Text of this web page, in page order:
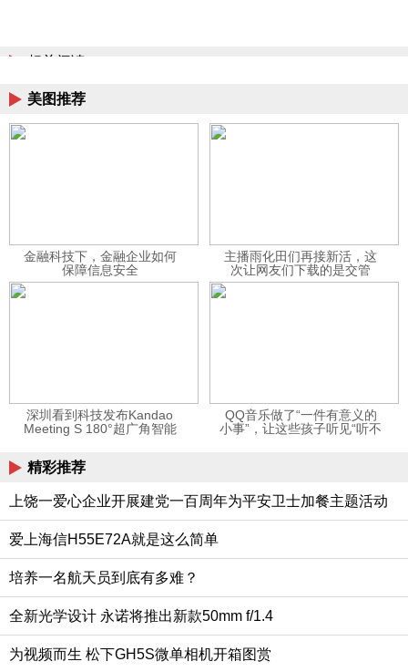
相关阅读
美图推荐
金融科技下，金融企业如何
保障信息安全
主播雨化田们再接新活，这
次让网友们下载的是交管
12123APP
深圳看到科技发布Kandao
Meeting S 180°超广角智能
QQ音乐做了“一件有意义的
小事”，让这些孩子听见“听不
精彩推荐
上饶一爱心企业开展建党一百周年为平安卫士加餐主题活动
爱上海信H55E72A就是这么简单
培养一名航天员到底有多难？
全新光学设计 永诺将推出新款50mm f/1.4
为视频而生 松下GH5S微单相机开箱图赏